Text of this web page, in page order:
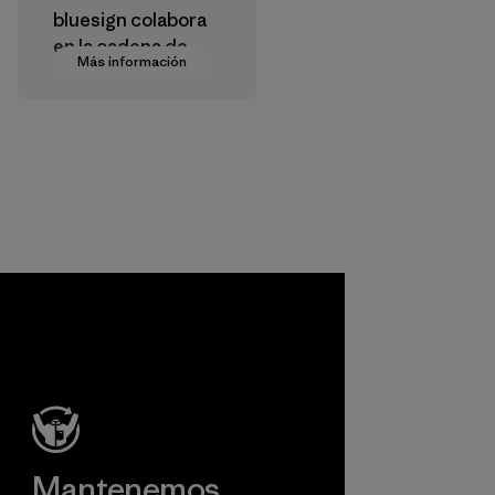
Más información
bluesign colabora
en la cadena de
suministro para